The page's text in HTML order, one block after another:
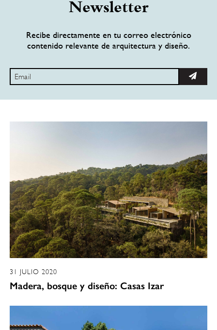
Newsletter
Recibe directamente en tu correo electrónico
contenido relevante de arquitectura y diseño.
31 JULIO 2020
Madera, bosque y diseño: Casas Izar